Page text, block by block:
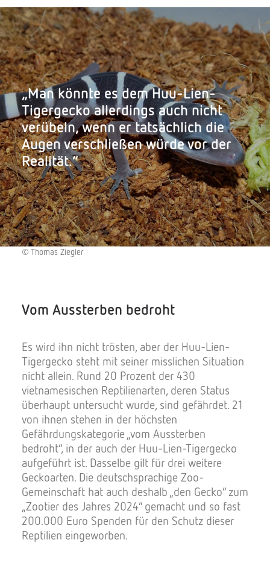
„Man könnte es dem Huu-Lien-
Tigergecko allerdings auch nicht
verübeln, wenn er tatsächlich die
Augen verschließen würde vor der
Realität.“
© Thomas Ziegler
Vom Aussterben bedroht
Es wird ihn nicht trösten, aber der Huu-Lien-
Tigergecko steht mit seiner misslichen Situation
nicht allein. Rund 20 Prozent der 430
vietnamesischen Reptilienarten, deren Status
überhaupt untersucht wurde, sind gefährdet. 21
von ihnen stehen in der höchsten
Gefährdungskategorie „vom Aussterben
bedroht“, in der auch der Huu-Lien-Tigergecko
aufgeführt ist. Dasselbe gilt für drei weitere
Geckoarten. Die deutschsprachige Zoo-
Gemeinschaft hat auch deshalb „den Gecko“ zum
„Zootier des Jahres 2024“ gemacht und so fast
200.000 Euro Spenden für den Schutz dieser
Reptilien eingeworben.